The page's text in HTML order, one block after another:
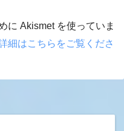
に Akismet を使っていま
細はこちらをご覧くださ